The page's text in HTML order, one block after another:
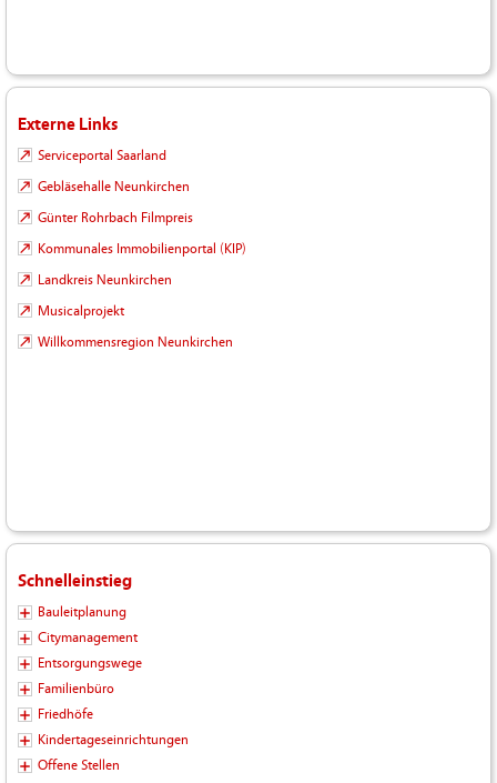
Externe Links
Serviceportal Saarland
Gebläsehalle Neunkirchen
Günter Rohrbach Filmpreis
Kommunales Immobilienportal (KIP)
Landkreis Neunkirchen
Musicalprojekt
Willkommensregion Neunkirchen
Schnelleinstieg
Bauleitplanung
Citymanagement
Entsorgungswege
Familienbüro
Friedhöfe
Kindertageseinrichtungen
Offene Stellen